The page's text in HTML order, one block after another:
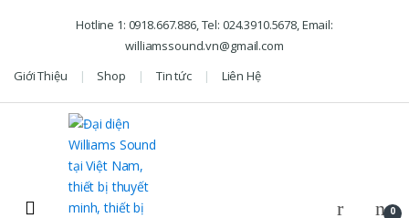
Hotline 1: 0918.667.886, Tel: 024.3910.5678, Email:
williamssound.vn@gmail.com
Giới Thiệu
Shop Tin tức Liên Hệ
0